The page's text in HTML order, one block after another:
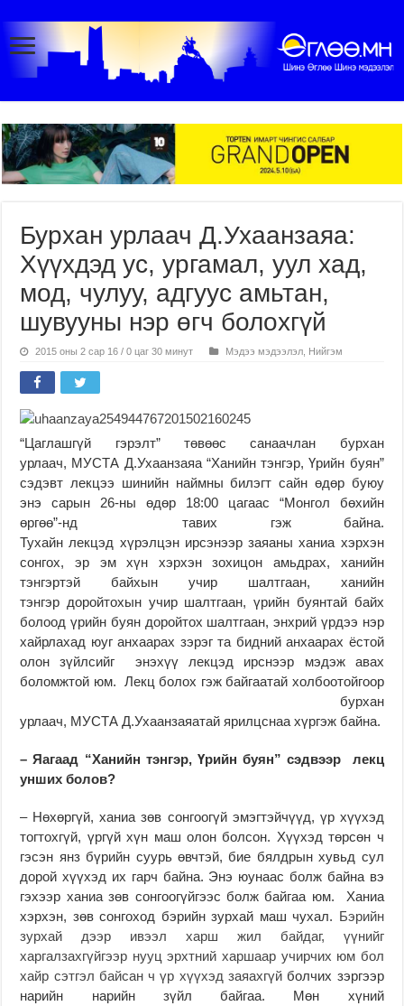
Бурхан урлаач Д.Ухаанзаяа:
Хүүхдэд ус, ургамал, уул хад,
мод, чулуу, адгуус амьтан,
шувууны нэр өгч болохгүй
2015 оны 2 сар 16 / 0 цаг 30 минут Мэдээ мэдээлэл Нийгэм
“Цаглашгүй гэрэлт” төвөөс санаачлан бурхан
урлаач, МУСТА Д.Ухаанзаяа “Ханийн тэнгэр, Үрийн буян”
сэдэвт лекцээ шинийн наймны билэгт сайн өдөр буюу
энэ сарын 26-ны өдөр 18:00 цагаас “Монгол бөхийн
өргөө”-нд тавих гэж байна.
Тухайн лекцэд хүрэлцэн ирсэнээр заяаны ханиа хэрхэн
сонгох, эр эм хүн хэрхэн зохицон амьдрах, ханийн
тэнгэртэй байхын учир шалтгаан, ханийн
тэнгэр доройтохын учир шалтгаан, үрийн буянтай байх
болоод үрийн буян доройтох шалтгаан, энхрий үрдээ нэр
хайрлахад юуг анхаарах зэрэг та бидний анхаарах ёстой
олон зүйлсийг энэхүү лекцэд ирснээр мэдэж авах
боломжтой юм. Лекц болох гэж байгаатай холбоотойгоор
бурхан
урлаач, МУСТА Д.Ухаанзаяатай ярилцснаа хүргэж байна.
– Яагаад “Ханийн тэнгэр, Үрийн буян” сэдвээр лекц
унших болов?
– Нөхөргүй, ханиа зөв сонгоогүй эмэгтэйчүүд, үр хүүхэд
тогтохгүй, үргүй хүн маш олон болсон. Хүүхэд төрсөн ч
гэсэн янз бүрийн суурь өвчтэй, бие бялдрын хувьд сул
дорой хүүхэд их гарч байна. Энэ юунаас болж байна вэ
гэхээр ханиа зөв сонгоогүйгээс болж байгаа юм. Ханиа
хэрхэн, зөв сонгоход бэрийн зурхай маш чухал. Бэрийн
зурхай дээр ивээл харш жил байдаг, үүнийг
харгалзахгүйгээр нууц эрхтний харшаар учирчих юм бол
хайр сэтгэл байсан ч үр хүүхэд заяахгүй болчих зэргээр
нарийн нарийн зүйл байгаа. Мөн хүний